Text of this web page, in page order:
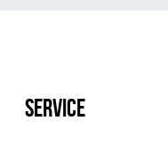
Service